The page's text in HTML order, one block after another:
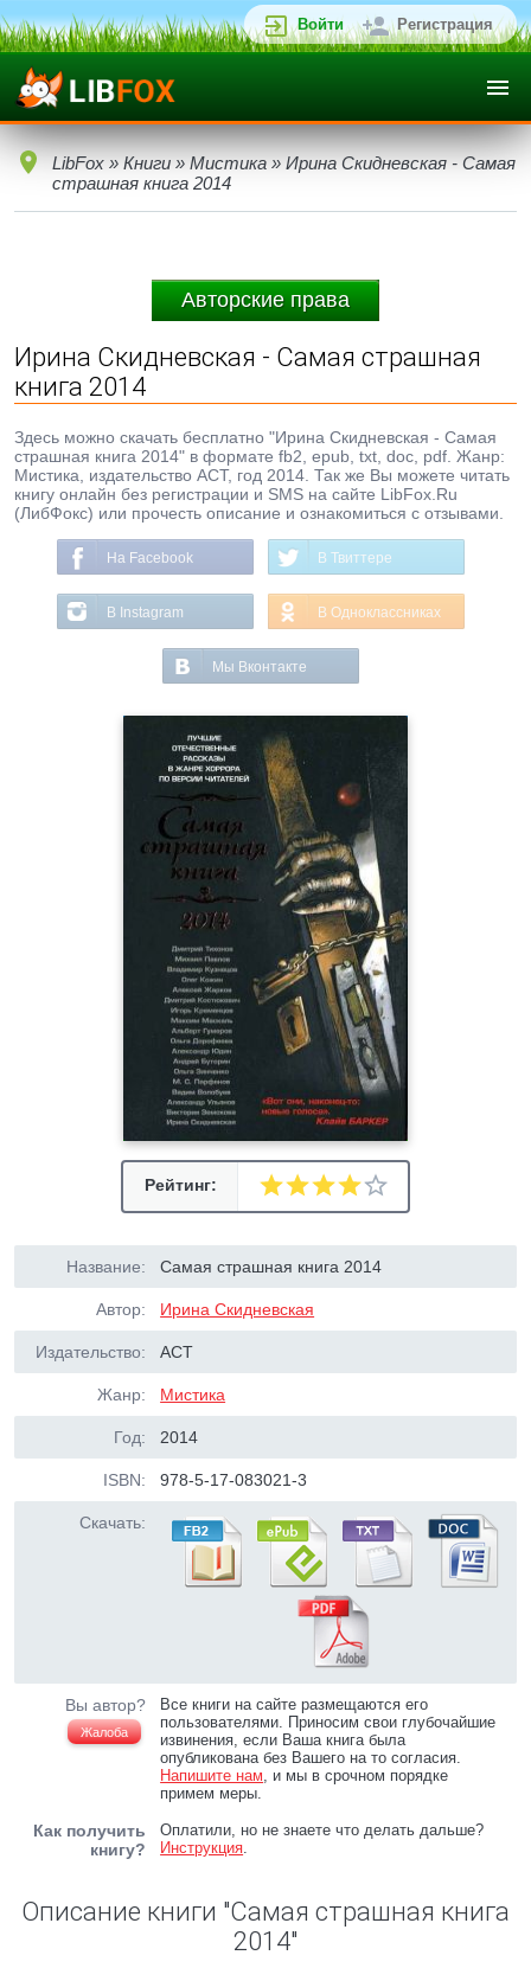
Войти Регистрация
LibFox » Книги » Мистика » Ирина Скидневская - Самая
страшная книга 2014
Авторские права
Ирина Скидневская - Самая страшная
книга 2014
Здесь можно скачать бесплатно "Ирина Скидневская - Самая
страшная книга 2014" в формате fb2, epub, txt, doc, pdf. Жанр:
Мистика, издательство АСТ, год 2014. Так же Вы можете читать
книгу онлайн без регистрации и SMS на сайте LibFox.Ru
(ЛибФокс) или прочесть описание и ознакомиться с отзывами.
На Facebook В Твиттере
В Instagram В Одноклассниках
Мы Вконтакте
Рейтинг:
Название: Самая страшная книга 2014
Автор: Ирина Скидневская
Издательство: АСТ
Жанр: Мистика
Год: 2014
ISBN: 978-5-17-083021-3
Скачать:
Вы автор?
Жалоба
Все книги на сайте размещаются его
пользователями. Приносим свои глубочайшие
извинения, если Ваша книга была
опубликована без Вашего на то согласия.
Напишите нам, и мы в срочном порядке
примем меры.
Как получить
книгу?
Оплатили, но не знаете что делать дальше?
Инструкция.
Описание книги "Самая страшная книга
2014"